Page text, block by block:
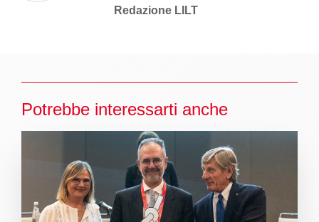
Redazione LILT
Potrebbe interessarti anche